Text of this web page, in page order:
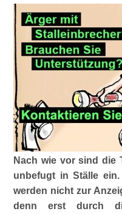
Nach wie vor sind die
unbefugt in Ställe
werden nicht zur
denn erst durch